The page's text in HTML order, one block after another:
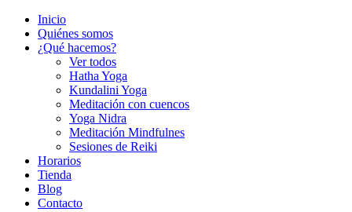
Inicio
Quiénes somos
¿Qué hacemos?
Ver todos
Hatha Yoga
Kundalini Yoga
Meditación con cuencos
Yoga Nidra
Meditación Mindfulnes
Sesiones de Reiki
Horarios
Tienda
Blog
Contacto